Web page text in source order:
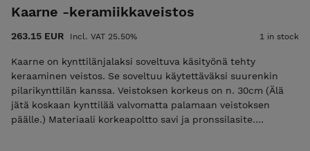
Kaarne -keramiikkaveistos
263.15 EUR Incl. VAT 25.50% 1 in stock
Kaarne on kynttilänjalaksi soveltuva käsityönä tehty
keraaminen veistos. Se soveltuu käytettäväksi suurenkin
pilarikynttilän kanssa. Veistoksen korkeus on n. 30cm (Älä
jätä koskaan kynttilää valvomatta palamaan veistoksen
päälle.) Materiaali korkeapoltto savi ja pronssilasite.